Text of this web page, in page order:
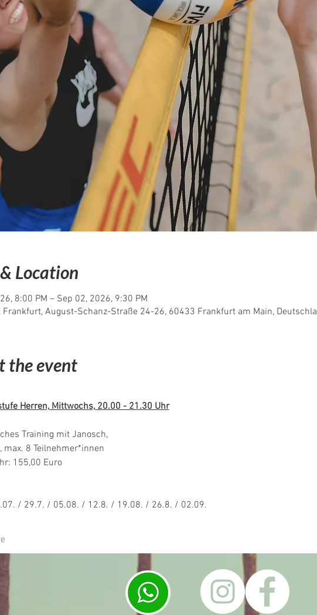
Location
8:00 PM – Sep 02, 2026, 9:30 PM
Frankfurt, August-Schanz-Straße 24-26, 60433 Frankfurt am Main,
the event
Herren, Mittwochs, 20.00 - 21.30 Uhr
Training mit Janosch,
max. 8 Teilnehmer*innen
155,00 Euro
/ 29.7. / 05.08. / 12.8. / 19.08. / 26.8. / 02.09.